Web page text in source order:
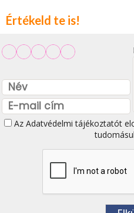
Értékeld te is!
Az Adatvédelmi tájékoztatót